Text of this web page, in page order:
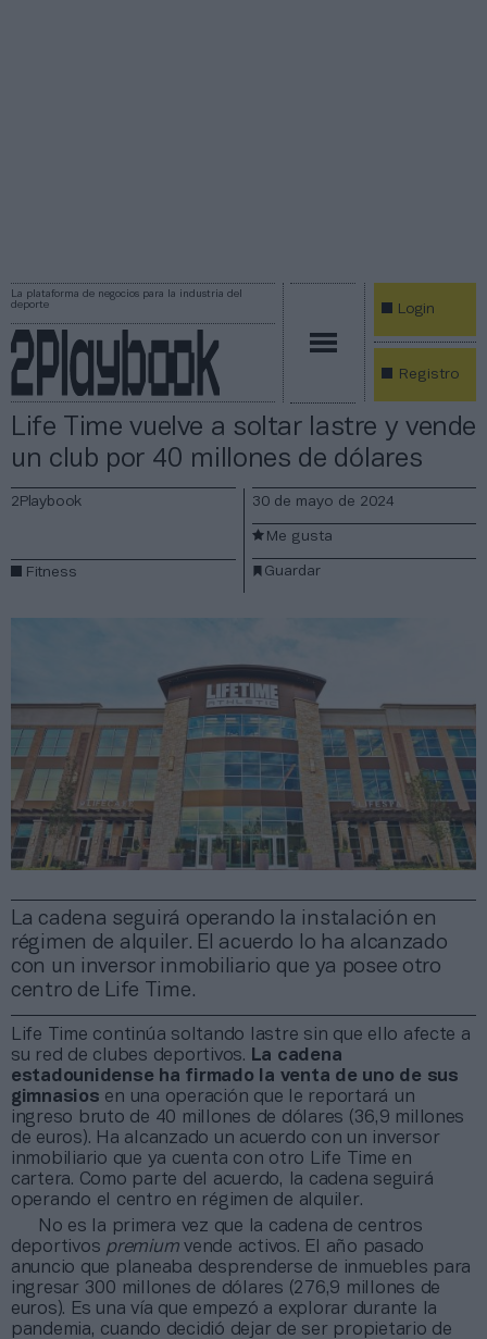
La plataforma de negocios para la industria del
deporte
Login
Registro
Life Time vuelve a soltar lastre y vende
un club por 40 millones de dólares
La cadena seguirá operando la instalación en
régimen de alquiler. El acuerdo lo ha alcanzado
con un inversor inmobiliario que ya posee otro
centro de Life Time.
2Playbook
Fitness
30 de mayo de 2024
Guardar
Me gusta
Life Time continúa soltando lastre sin que ello afecte a
su red de clubes deportivos. La cadena
estadounidense ha firmado la venta de uno de sus
gimnasios en una operación que le reportará un
ingreso bruto de 40 millones de dólares (36,9 millones
de euros). Ha alcanzado un acuerdo con un inversor
inmobiliario que ya cuenta con otro Life Time en
cartera. Como parte del acuerdo, la cadena seguirá
operando el centro en régimen de alquiler.
No es la primera vez que la cadena de centros
deportivos premiumvende activos. El año pasado
anuncio que planeaba desprenderse de inmuebles para
ingresar 300 millones de dólares (276,9 millones de
euros). Es una vía que empezó a explorar durante la
pandemia, cuando decidió dejar de ser propietario de